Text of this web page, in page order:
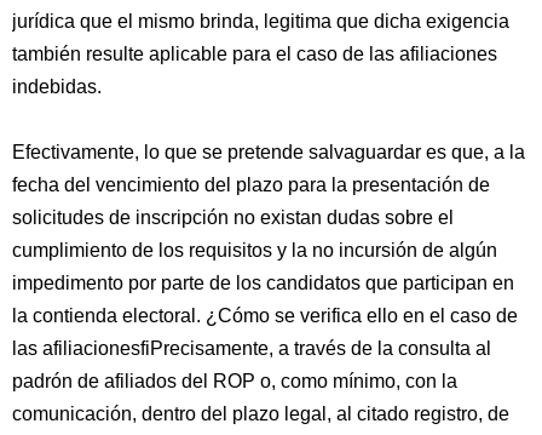
jurídica que el mismo brinda, legitima que dicha exigencia
también resulte aplicable para el caso de las afiliaciones
indebidas.
Efectivamente, lo que se pretende salvaguardar es que, a la
fecha del vencimiento del plazo para la presentación de
solicitudes de inscripción no existan dudas sobre el
cumplimiento de los requisitos y la no incursión de algún
impedimento por parte de los candidatos que participan en
la contienda electoral. ¿Cómo se verifica ello en el caso de
las afiliacionesfiPrecisamente, a través de la consulta al
padrón de afiliados del ROP o, como mínimo, con la
comunicación, dentro del plazo legal, al citado registro, de